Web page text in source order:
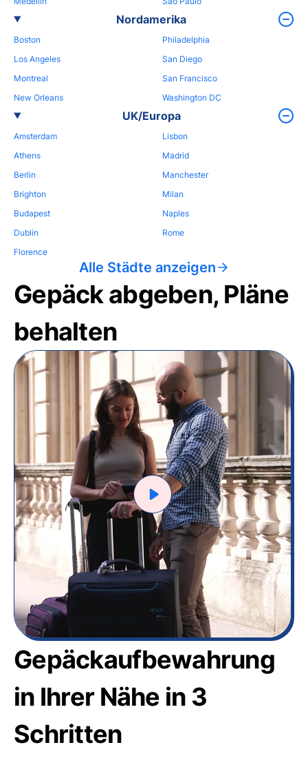
Nordamerika
Boston
Los Angeles
Montreal
New Orleans
Philadelphia
San Diego
San Francisco
Washington DC
UK/Europa
Amsterdam
Athens
Berlin
Brighton
Budapest
Dublin
Florence
Lisbon
Madrid
Manchester
Milan
Naples
Rome
Alle Städte anzeigen
Gepäck abgeben, Pläne
behalten
Gepäckaufbewahrung
in Ihrer Nähe in 3
Schritten